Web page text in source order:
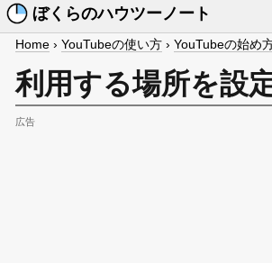
ぼくらのハウツーノート
Home › YouTubeの使い方 › YouTubeの始め
利用する場所を設
広告